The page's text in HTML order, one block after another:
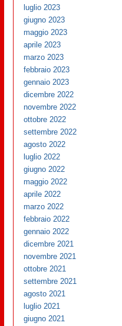
luglio 2023
giugno 2023
maggio 2023
aprile 2023
marzo 2023
febbraio 2023
gennaio 2023
dicembre 2022
novembre 2022
ottobre 2022
settembre 2022
agosto 2022
luglio 2022
giugno 2022
maggio 2022
aprile 2022
marzo 2022
febbraio 2022
gennaio 2022
dicembre 2021
novembre 2021
ottobre 2021
settembre 2021
agosto 2021
luglio 2021
giugno 2021